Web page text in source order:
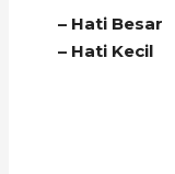
– Hati Besar
– Hati Kecil